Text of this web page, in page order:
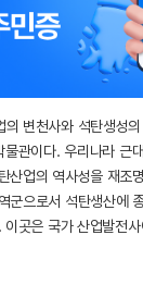
의 변천사와 석탄생성
관이다. 우리나라 근
산업의 역사성을 재조
군으로서 석탄생산에
곳은 국가 산업발전